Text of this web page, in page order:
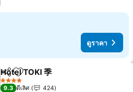
ดูราคา
แชร์ เพิ่มในรายการโปรด
Hotel TOKI 季
4 ดาว
9.3 ดีเลิศ
424